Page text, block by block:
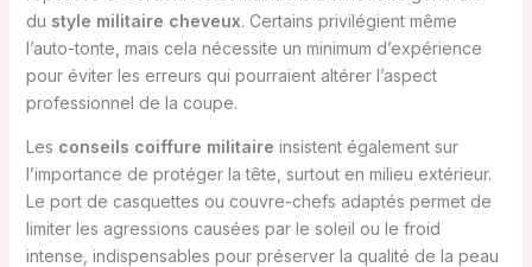
du style militaire cheveux. Certains privilégient même
l’auto-tonte, mais cela nécessite un minimum d’expérience
pour éviter les erreurs qui pourraient altérer l’aspect
professionnel de la coupe.
Les conseils coiffure militaire insistent également sur
l’importance de protéger la tête, surtout en milieu extérieur.
Le port de casquettes ou couvre-chefs adaptés permet de
limiter les agressions causées par le soleil ou le froid
intense, indispensables pour préserver la qualité de la peau